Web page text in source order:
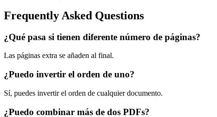
Frequently Asked Questions
¿Qué pasa si tienen diferente número de páginas?
Las páginas extra se añaden al final.
¿Puedo invertir el orden de uno?
Sí, puedes invertir el orden de cualquier documento.
¿Puedo combinar más de dos PDFs?